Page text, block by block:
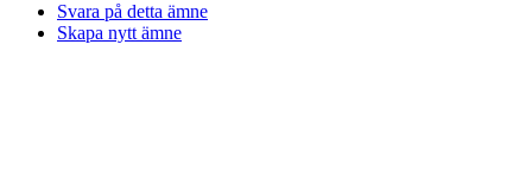
Svara på detta ämne
Skapa nytt ämne